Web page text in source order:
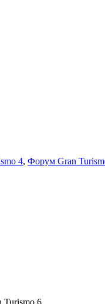
4, Форум Gran
Turismo 6